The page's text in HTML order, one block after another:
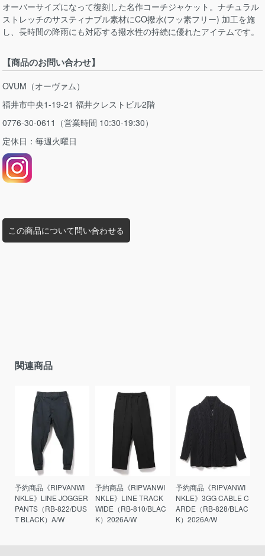
オーバーサイズになって復刻した名作コーチジャケット。ナチュラル
ストレッチのサスティナブル素材にCO撥水(フッ素フリー) 加工を施
し、長時間の降雨にも対応する撥水性の持続に優れたアイテムです。
【商品のお問い合わせ】
OVUM（オーヴァム）
福井市中央1-19-21 福井クレストビル2階
0776-30-0611（営業時間 10:30-19:30）
定休日：毎週火曜日
この商品について問い合わせる
関連商品
予約商品《RIPVANWI
NKLE》LINE JOGGER
PANTS（RB-822/DUS
T BLACK）A/W
予約商品《RIPVANWI
NKLE》LINE TRACK
WIDE（RB-810/BLAC
K）2026A/W
予約商品《RIPVANWI
NKLE》3GG CABLE C
ARDE（RB-828/BLAC
K）2026A/W